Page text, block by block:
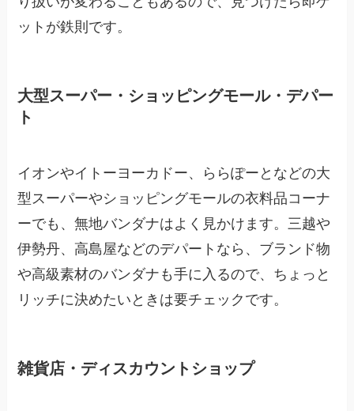
ットが鉄則です。
大型スーパー・ショッピングモール・デパー
ト
イオンやイトーヨーカドー、ららぽーとなどの大
型スーパーやショッピングモールの衣料品コーナ
ーでも、無地バンダナはよく見かけます。三越や
伊勢丹、高島屋などのデパートなら、ブランド物
や高級素材のバンダナも手に入るので、ちょっと
リッチに決めたいときは要チェックです。
雑貨店・ディスカウントショップ